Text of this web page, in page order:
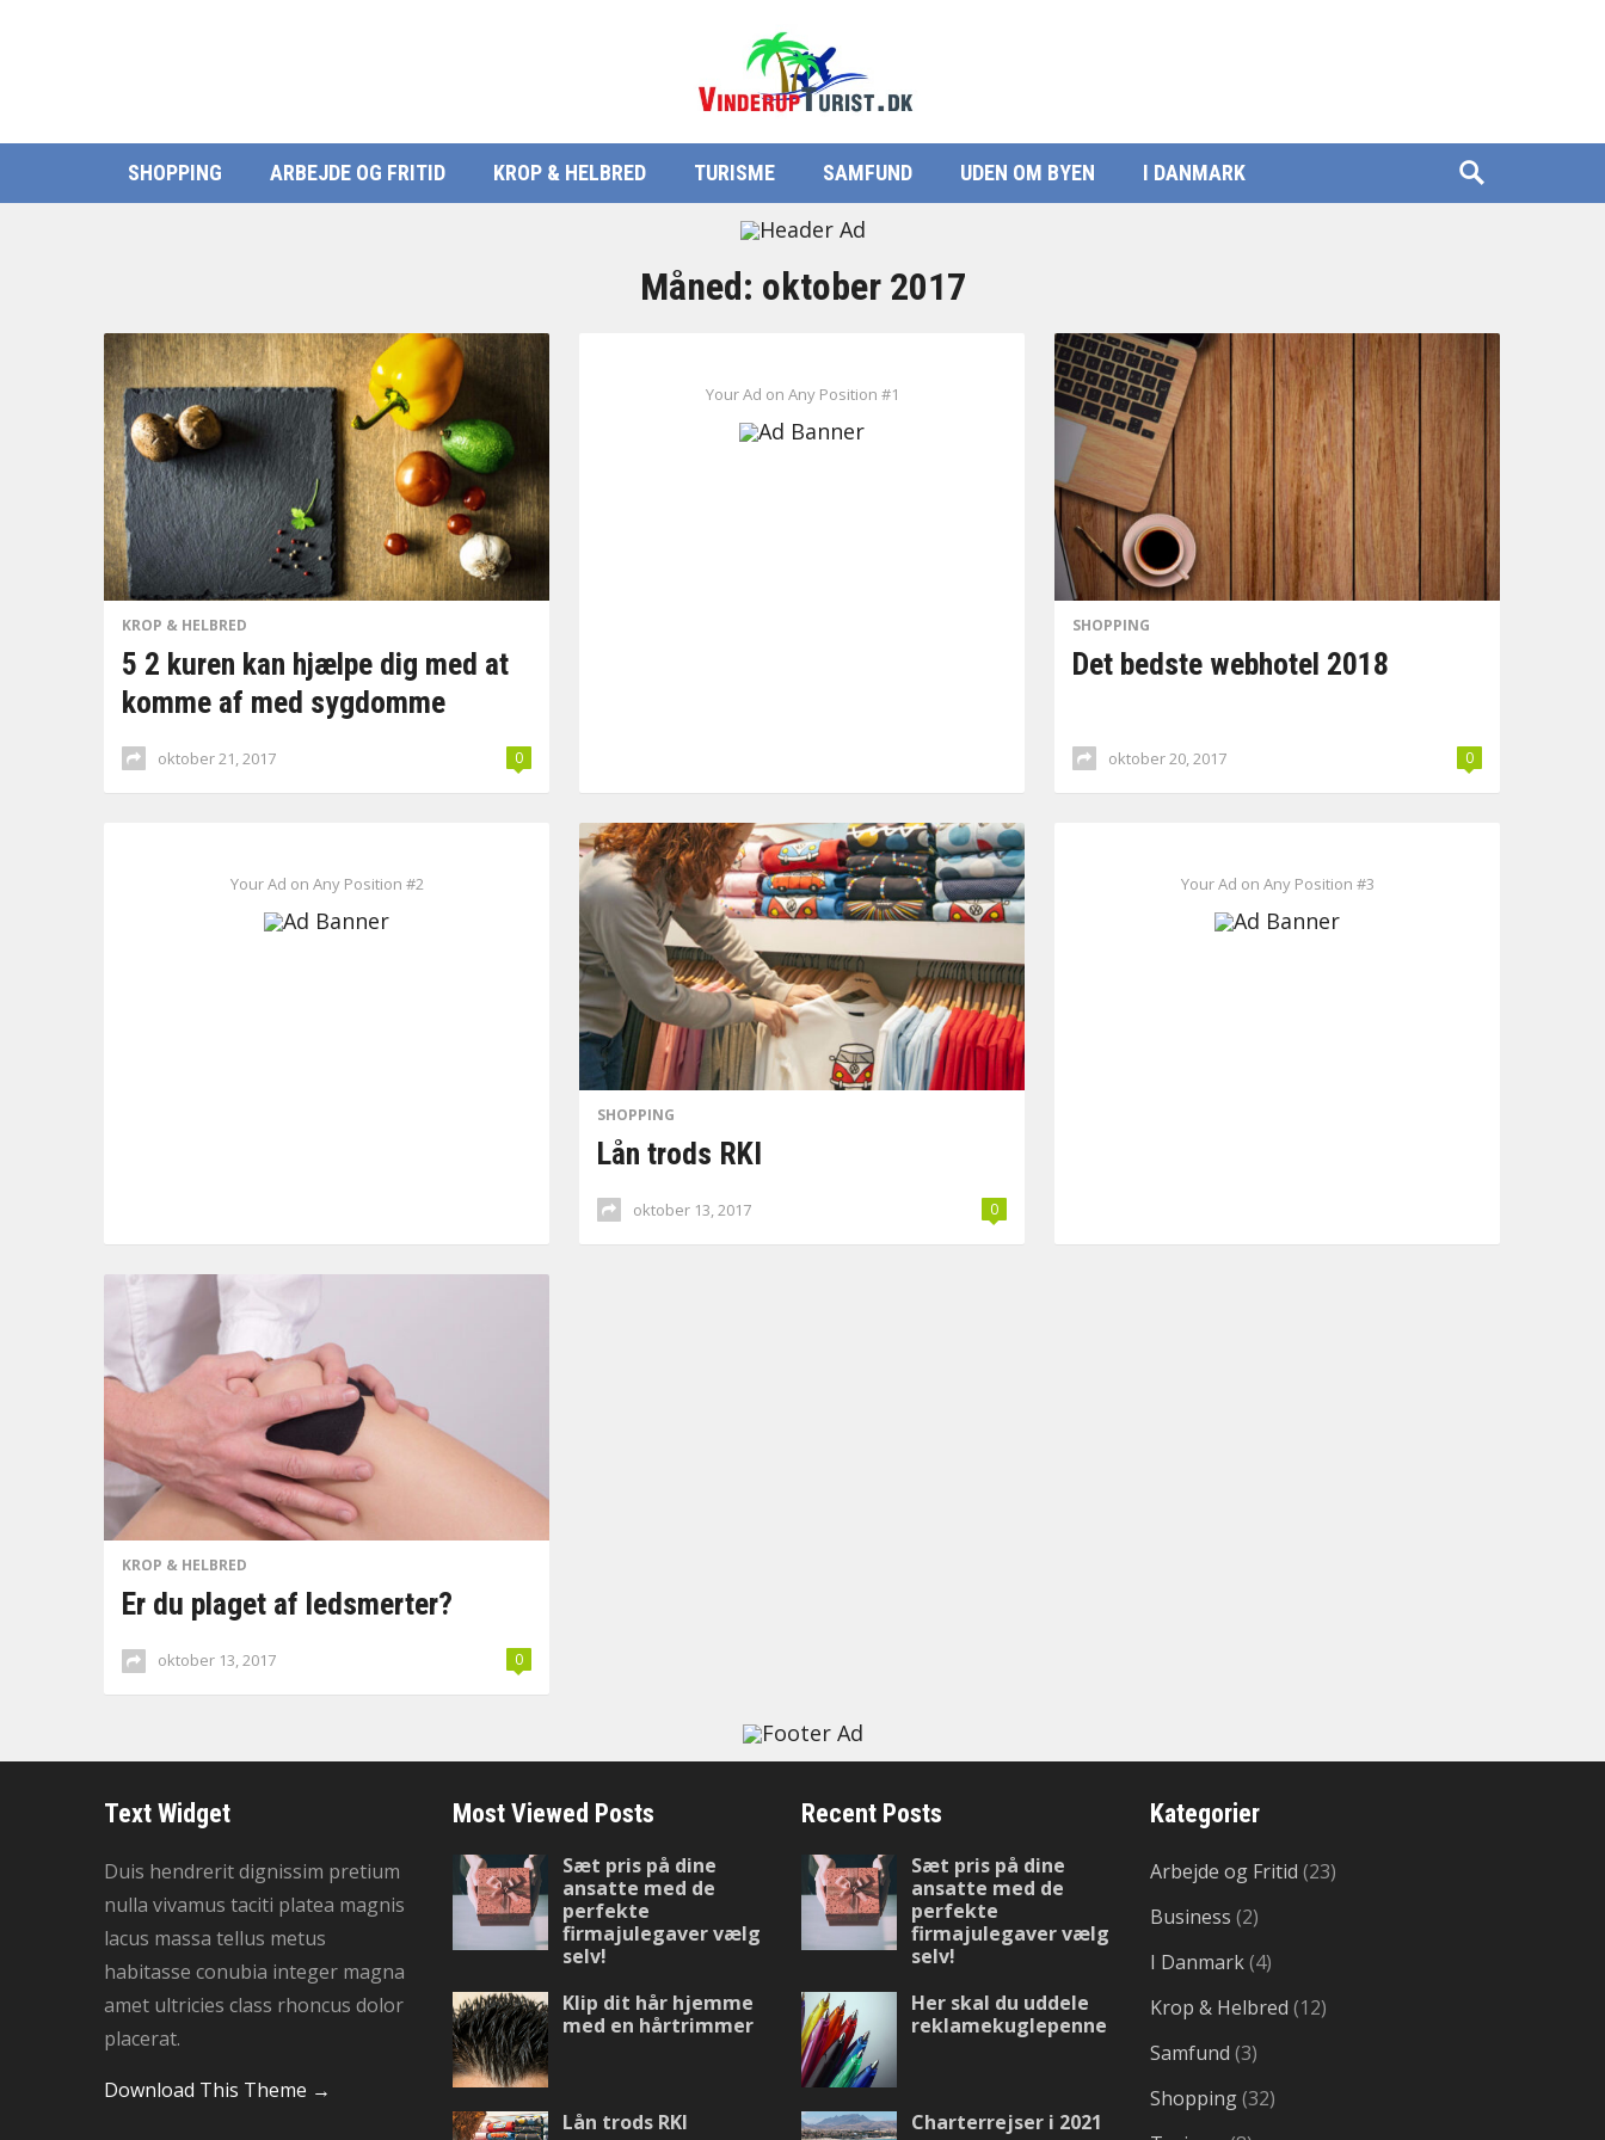
SHOPPING ARBEJDE OG FRITID KROP & HELBRED TURISME SAMFUND UDEN OM BYEN I DANMARK
Måned: oktober 2017
KROP & HELBRED
5 2 kuren kan hjælpe dig med at
komme af med sygdomme
oktober 21, 2017 0
Your Ad on Any Position #1
SHOPPING
Det bedste webhotel 2018
oktober 20, 2017 0
Your Ad on Any Position #2
SHOPPING
Lån trods RKI
oktober 13, 2017 0
Your Ad on Any Position #3
KROP & HELBRED
Er du plaget af ledsmerter?
oktober 13, 2017 0
Text Widget
Duis hendrerit dignissim pretium
nulla vivamus taciti platea magnis
lacus massa tellus metus
habitasse conubia integer magna
amet ultricies class rhoncus dolor
placerat.
Download This Theme →
Most Viewed Posts
Sæt pris på dine
ansatte med de
perfekte
firmajulegaver vælg
selv!
Klip dit hår hjemme
med en hårtrimmer
Lån trods RKI
Recent Posts
Sæt pris på dine
ansatte med de
perfekte
firmajulegaver vælg
selv!
Her skal du uddele
reklamekuglepenne
Charterrejser i 2021
Kategorier
Arbejde og Fritid (23)
Business (2)
I Danmark(4)
Krop & Helbred (12)
Samfund (3)
Shopping(32)